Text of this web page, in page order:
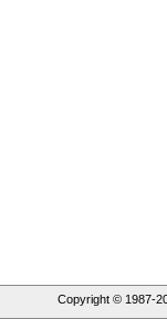
Copyright © 1987-